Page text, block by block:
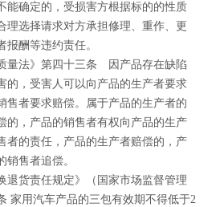
能确定的，受损害方根据标的的性质
理选择请求对方承担修理、重作、更
酬等违约责任。
量法》第四十三条 因产品存在缺陷
的，受害人可以向产品的生产者要求
售者要求赔偿。属于产品的生产者的
的，产品的销售者有权向产品的生产
者的责任，产品的生产者赔偿的，产
售者追偿。
退货责任规定》（国家市场监督管理
家用汽车产品的三包有效期不得低于2